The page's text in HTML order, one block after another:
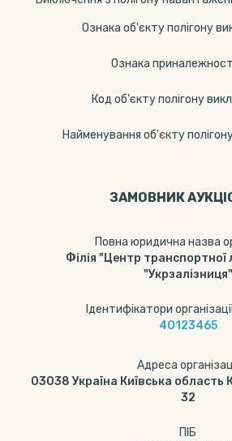
Ознака об'єкту полігону
Ознака
Код об'єкту полігону
Найменування об'єкту
ЗАМОВНИК
Повна юридична назва
Філія "Центр транспортної
"Укрзалізниця"
Ідентифікатори
40123465
Адреса
03038 Україна Київська область
32
ПІБ